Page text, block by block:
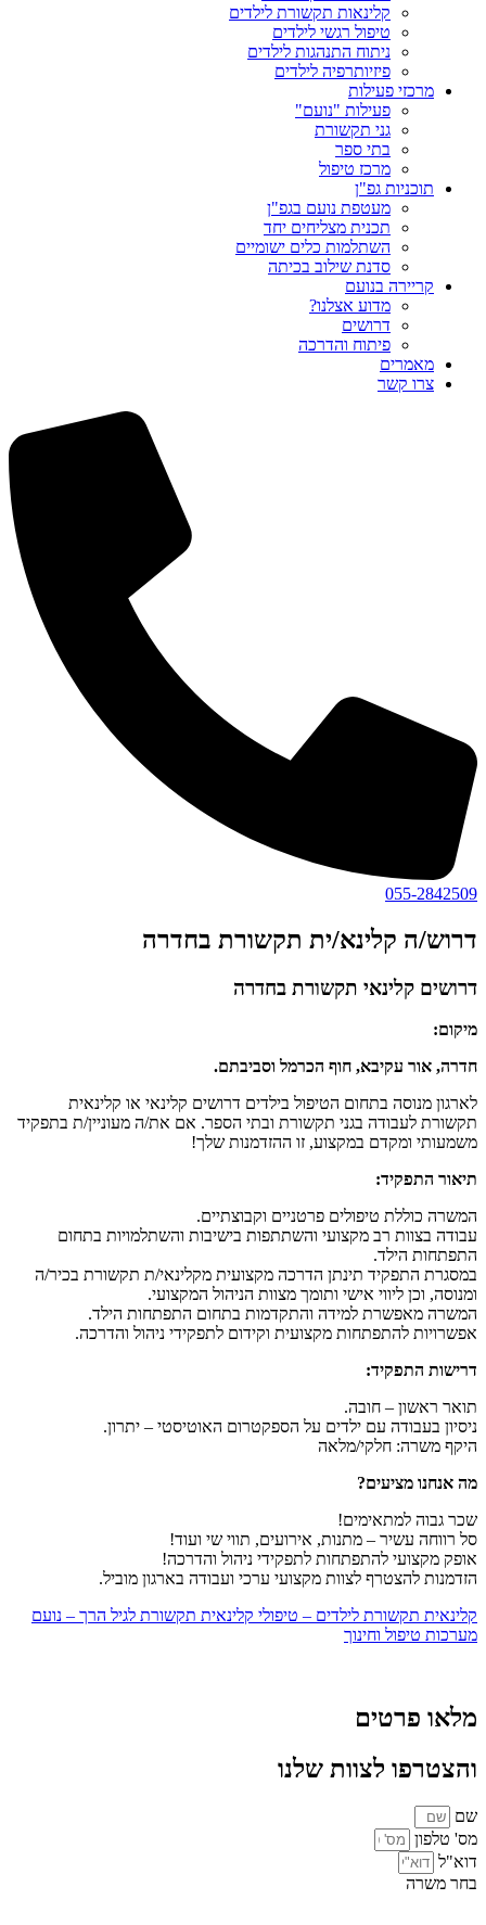
קלינאות תקשורת לילדים
טיפול רגשי לילדים
ניתוח התנהגות לילדים
פיזיותרפיה לילדים
מרכזי פעילות
פעילות "נועם"
גני תקשורת
בתי ספר
מרכז טיפול
תוכניות גפ"ן
מעטפת נועם בגפ"ן
תכנית מצליחים יחד
השתלמות כלים ישומיים
סדנת שילוב בכיתה
קריירה בנועם
מדוע אצלנו?
דרושים
פיתוח והדרכה
מאמרים
צרו קשר
055-2842509
דרוש/ה קלינא/ית תקשורת בחדרה
דרושים קלינאי תקשורת בחדרה
מיקום:
חדרה, אור עקיבא, חוף הכרמל וסביבתם.
לארגון מנוסה בתחום הטיפול בילדים דרושים קלינאי או קלינאית
תקשורת לעבודה בגני תקשורת ובתי הספר. אם את/ה מעוניין/ת בתפקיד
משמעותי ומקדם במקצוע, זו ההזדמנות שלך!
תיאור התפקיד:
המשרה כוללת טיפולים פרטניים וקבוצתיים.
עבודה בצוות רב מקצועי והשתתפות בישיבות והשתלמויות בתחום
התפתחות הילד.
במסגרת התפקיד תינתן הדרכה מקצועית מקלינאי/ת תקשורת בכיר/ה
ומנוסה, וכן ליווי אישי ותומך מצוות הניהול המקצועי.
המשרה מאפשרת למידה והתקדמות בתחום התפתחות הילד.
אפשרויות להתפתחות מקצועית וקידום לתפקידי ניהול והדרכה.
דרישות התפקיד:
תואר ראשון – חובה.
ניסיון בעבודה עם ילדים על הספקטרום האוטיסטי – יתרון.
היקף משרה: חלקי/מלאה
מה אנחנו מציעים?
שכר גבוה למתאימים!
סל רווחה עשיר – מתנות, אירועים, תווי שי ועוד!
אופק מקצועי להתפתחות לתפקידי ניהול והדרכה!
הזדמנות להצטרף לצוות מקצועי ערכי ועבודה בארגון מוביל.
קלינאית תקשורת לילדים – טיפולי קלינאית תקשורת לגיל הרך – נועם
מערכות טיפול וחינוך
מלאו פרטים
והצטרפו לצוות שלנו
שם
מס' טלפון
דוא"ל
בחר משרה